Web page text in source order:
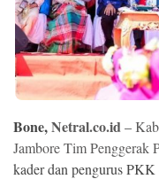
Memori
Bone,Netral.co.id–
Jambore Tim Penggerak
kader dan pengurus